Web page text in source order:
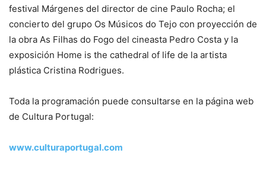
festival Márgenes del director de cine Paulo Rocha; el
concierto del grupo Os Músicos do Tejo con proyección de
la obra As Filhas do Fogo del cineasta Pedro Costa y la
exposición Home is the cathedral of life de la artista
plástica Cristina Rodrigues.
Toda la programación puede consultarse en la página web
de Cultura Portugal:
www.culturaportugal.com